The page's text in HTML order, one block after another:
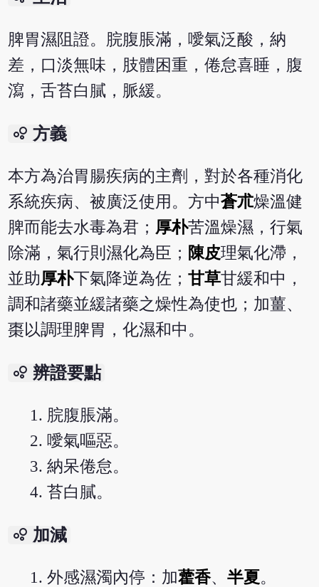
脾胃濕阻證。脘腹脹滿，噯氣泛酸，納
差，口淡無味，肢體困重，倦怠喜睡，腹
瀉，舌苔白膩，脈緩。
bubble_chart 方義
本方為治胃腸疾病的主劑，對於各種消化
系統疾病、被廣泛使用。方中蒼朮燥溫健
脾而能去水毒為君； 厚朴苦溫燥濕，行氣
除滿，氣行則濕化為臣； 陳皮理氣化滯，
並助厚朴下氣降逆為佐；甘草甘緩和中，
調和諸藥並緩諸藥之燥性為使也；加薑、
棗以調理脾胃，化濕和中。
bubble_chart 辨證要點
脘腹脹滿。
噯氣嘔惡。
納呆倦怠。
苔白膩。
bubble_chart 加減
外感濕濁內停：加藿香、半夏。